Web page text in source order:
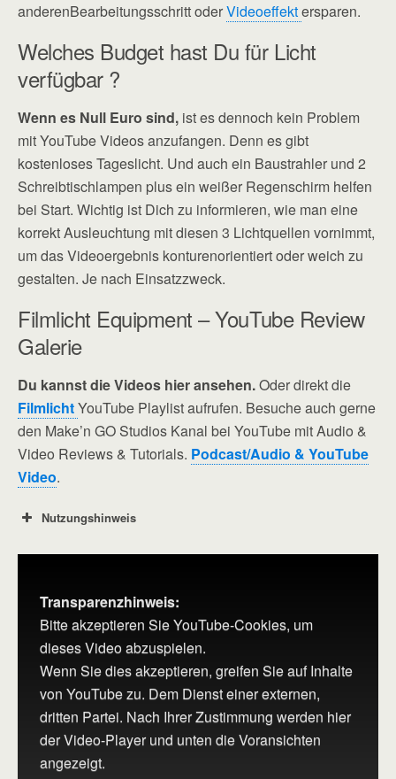
anderenBearbeitungsschritt oderVideoeffektersparen.
Welches Budget hast Du für Licht
verfügbar ?
Wenn es Null Euro sind, ist es dennoch kein Problem
mit YouTube Videos anzufangen. Denn es gibt
kostenloses Tageslicht. Und auch ein Baustrahler und 2
Schreibtischlampen plus ein weißer Regenschirm helfen
bei Start. Wichtig ist Dich zu informieren, wie man eine
korrekt Ausleuchtung mit diesen 3 Lichtquellen vornimmt,
um das Videoergebnis konturenorientiert oder weich zu
gestalten. Je nach Einsatzzweck.
Filmlicht Equipment – YouTube Review
Galerie
Du kannst die Videos hier ansehen.Oder direkt die
FilmlichtYouTube Playlist aufrufen. Besuche auch gerne
den Make’n GO Studios Kanal bei YouTube mit Audio &
Video Reviews & Tutorials. Podcast/Audio & YouTube
Video.
Nutzungshinweis
Transparenzhinweis:
Bitte akzeptieren Sie YouTube-Cookies, um
dieses Video abzuspielen.
Wenn Sie dies akzeptieren, greifen Sie auf Inhalte
von YouTube zu. Dem Dienst einer externen,
dritten Partei. Nach Ihrer Zustimmung werden hier
der Video-Player und unten die Voransichten
angezeigt.